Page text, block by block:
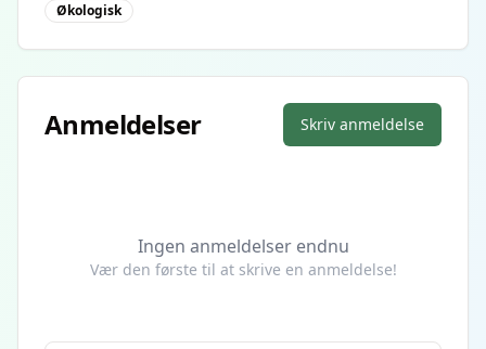
Økologisk
Anmeldelser Skriv anmeldelse
Ingen anmeldelser endnu
Vær den første til at skrive en anmeldelse!